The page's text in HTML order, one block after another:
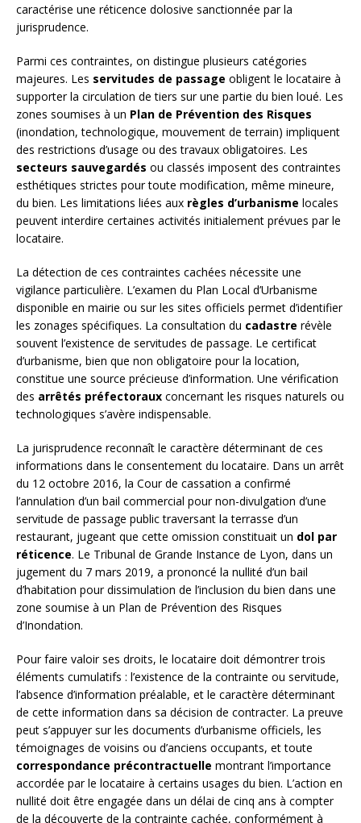
caractérise une réticence dolosive sanctionnée par la
jurisprudence.
Parmi ces contraintes, on distingue plusieurs catégories
majeures. Les servitudes de passage obligent le locataire à
supporter la circulation de tiers sur une partie du bien loué. Les
zones soumises à un Plan de Prévention des Risques
(inondation, technologique, mouvement de terrain) impliquent
des restrictions d’usage ou des travaux obligatoires. Les
secteurs sauvegardés ou classés imposent des contraintes
esthétiques strictes pour toute modification, même mineure,
du bien. Les limitations liées aux règles d’urbanisme locales
peuvent interdire certaines activités initialement prévues par le
locataire.
La détection de ces contraintes cachées nécessite une
vigilance particulière. L’examen du Plan Local d’Urbanisme
disponible en mairie ou sur les sites officiels permet d’identifier
les zonages spécifiques. La consultation du cadastre révèle
souvent l’existence de servitudes de passage. Le certificat
d’urbanisme, bien que non obligatoire pour la location,
constitue une source précieuse d’information. Une vérification
des arrêtés préfectoraux concernant les risques naturels ou
technologiques s’avère indispensable.
La jurisprudence reconnaît le caractère déterminant de ces
informations dans le consentement du locataire. Dans un arrêt
du 12 octobre 2016, la Cour de cassation a confirmé
l’annulation d’un bail commercial pour non-divulgation d’une
servitude de passage public traversant la terrasse d’un
restaurant, jugeant que cette omission constituait un dol par
réticence. Le Tribunal de Grande Instance de Lyon, dans un
jugement du 7 mars 2019, a prononcé la nullité d’un bail
d’habitation pour dissimulation de l’inclusion du bien dans une
zone soumise à un Plan de Prévention des Risques
d’Inondation.
Pour faire valoir ses droits, le locataire doit démontrer trois
éléments cumulatifs : l’existence de la contrainte ou servitude,
l’absence d’information préalable, et le caractère déterminant
de cette information dans sa décision de contracter. La preuve
peut s’appuyer sur les documents d’urbanisme officiels, les
témoignages de voisins ou d’anciens occupants, et toute
correspondance précontractuelle montrant l’importance
accordée par le locataire à certains usages du bien. L’action en
nullité doit être engagée dans un délai de cinq ans à compter
de la découverte de la contrainte cachée, conformément à